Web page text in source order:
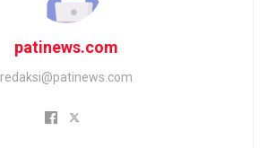
patinews.com
redaksi@patinews.com